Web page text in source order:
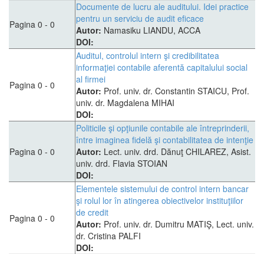
Pagina 0 - 0
Documente de lucru ale auditului. Idei practice
pentru un serviciu de audit eficace
Autor: Namasiku LIANDU, ACCA
DOI:
Pagina 0 - 0
Auditul, controlul intern şi credibilitatea
informaţiei contabile aferentă capitalului social
al firmei
Autor: Prof. univ. dr. Constantin STAICU, Prof.
univ. dr. Magdalena MIHAI
DOI:
Pagina 0 - 0
Politicile şi opţiunile contabile ale întreprinderii,
între imaginea fidelă şi contabilitatea de intenţie
Autor: Lect. univ. drd. Dănuţ CHILAREZ, Asist.
univ. drd. Flavia STOIAN
DOI:
Pagina 0 - 0
Elementele sistemului de control intern bancar
şi rolul lor în atingerea obiectivelor instituţiilor
de credit
Autor: Prof. univ. dr. Dumitru MATIŞ, Lect. univ.
dr. Cristina PALFI
DOI: